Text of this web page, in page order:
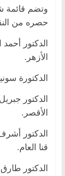
وتضم قائمة
حصره من
الدكتور أحمد
الأزهر.
الدكتورة
الدكتور
الأقصر.
الدكتور
قنا العام.
الدكتور